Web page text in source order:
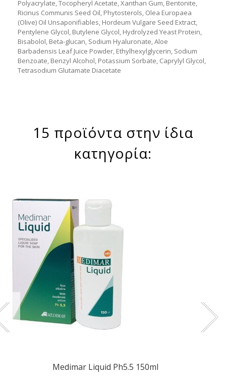
Polyacrylate, Tocopheryl Acetate, Xanthan Gum, Bentonite,
Ricinus Communis Seed Oil, Phytosterols, Olea Europaea
(Olive) Oil Unsaponifiables, Hordeum Vulgare Seed Extract,
Pentylene Glycol, Butylene Glycol, Hydrolyzed Yeast Protein,
Bisabolol, Beta-glucan, Sodium Hyaluronate, Aloe
Barbadensis Leaf Juice Powder, Ethylhexylglycerin, Sodium
Benzoate, Benzyl Alcohol, Potassium Sorbate, Caprylyl Glycol,
Tetrasodium Glutamate Diacetate
15 προϊόντα στην ίδια
κατηγορία:
Medimar Liquid Ph5.5 150ml